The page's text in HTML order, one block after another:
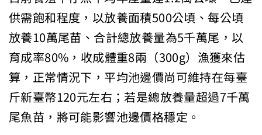
供需飽和程度，以放養面積500公頃、每公頃
放養10萬尾苗、合計總放養量為5千萬尾，以
育成率80%，收成體重8兩（300g）漁獲來估
算，正常情況下，平均池邊價尚可維持在每臺
斤新臺幣120元左右；若是總放養量超過7千萬
尾魚苗，將可能影響池邊價格穩定。